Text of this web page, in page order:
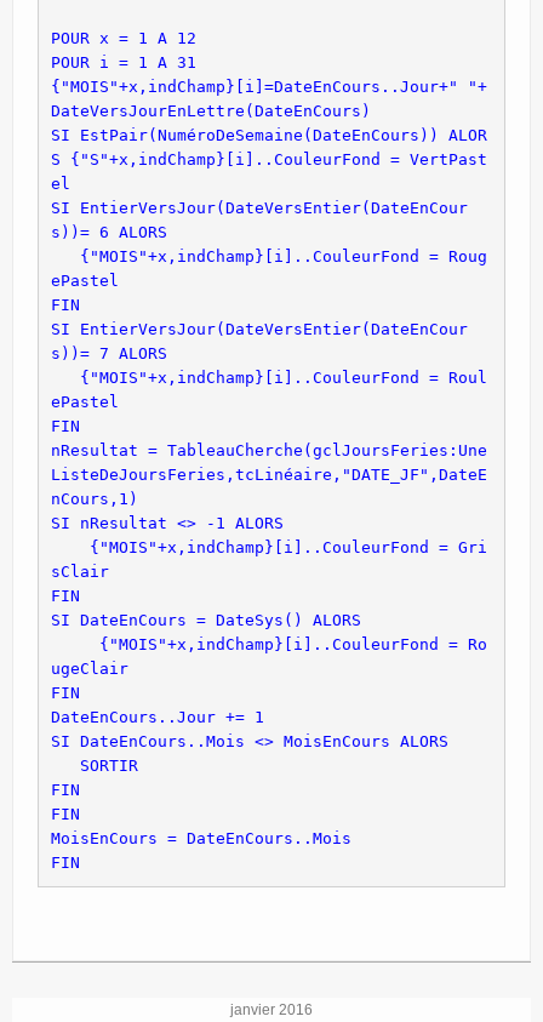
{"MOIS"+x,indChamp}[i]=DateEnCours..Jour+" "+
SI EstPair(NuméroDeSemaine(DateEnCours)) ALOR
S {"S"+x,indChamp}[i]..CouleurFond = VertPast
SI EntierVersJour(DateVersEntier(DateEnCour
s))= 6 ALORS
ePastel
SI EntierVersJour(DateVersEntier(DateEnCour
s))= 7 ALORS
ePastel
FIN
nResultat = TableauCherche(gclJoursFeries:Une
ListeDeJoursFeries,tcLinéaire,"DATE_JF",DateE
nCours,1)
SI nResultat <> -1 ALORS
sClair
ugeClair
DateEnCours..Jour += 1
SI DateEnCours..Mois <> MoisEnCours ALORS
FIN
janvier 2016